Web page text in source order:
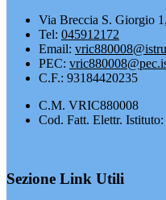
Via Breccia S. Giorgio
Tel: 045912172
Email:
PEC:
C.F.: 93184420235
C.M. VRIC880008
Cod. Fatt. Elettr.
Sezione Link Utili